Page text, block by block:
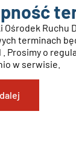
Ośrodek Ruchu
terminach
. Prosimy o
w serwisie.